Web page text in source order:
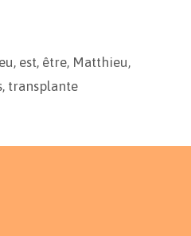
, est, être, Matthieu,
, transplante